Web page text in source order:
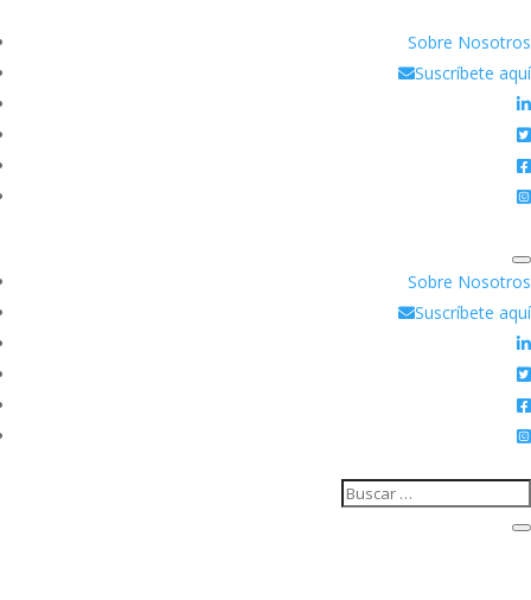
Sobre Nosotros
Suscríbete aquí
Sobre Nosotros
Suscríbete aquí